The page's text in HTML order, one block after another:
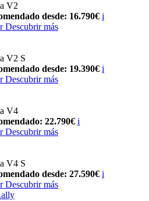
V2
desde: 16.790€ i
Descubrir más
V2 S
desde: 19.390€ i
Descubrir más
V4
22.790€ i
Descubrir más
V4 S
desde: 27.590€ i
Descubrir más